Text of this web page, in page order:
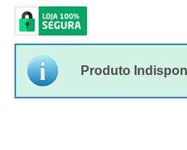
Produto